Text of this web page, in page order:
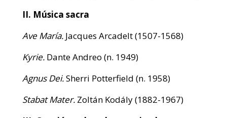
II. Música sacra
Ave María. Jacques Arcadelt (1507-1568)
Kyrie. Dante Andreo (n. 1949)
Agnus Dei.Sherri Potterfield (n. 1958)
Stabat Mater. Zoltán Kodály (1882-1967)